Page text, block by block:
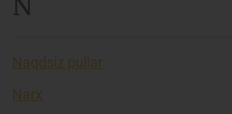
N
Naqdsiz pullar
Narx